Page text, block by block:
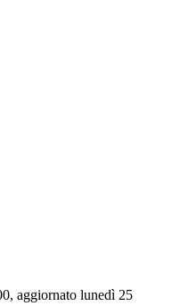
aggiornato lunedì 25